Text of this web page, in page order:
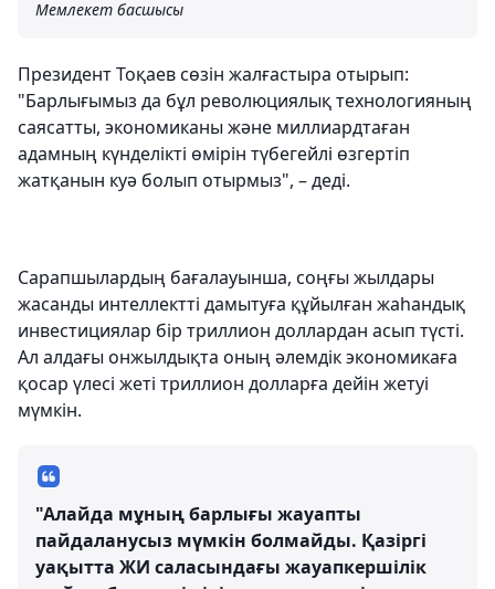
Мемлекет басшысы
Президент Тоқаев сөзін жалғастыра отырып:
"Барлығымыз да бұл революциялық технологияның
саясатты, экономиканы және миллиардтаған
адамның күнделікті өмірін түбегейлі өзгертіп
жатқанын куә болып отырмыз", – деді.
Сарапшылардың бағалауынша, соңғы жылдары
жасанды интеллектті дамытуға құйылған жаһандық
инвестициялар бір триллион доллардан асып түсті.
Ал алдағы онжылдықта оның әлемдік экономикаға
қосар үлесі жеті триллион долларға дейін жетуі
мүмкін.
"Алайда мұның барлығы жауапты
пайдаланусыз мүмкін болмайды. Қазіргі
уақытта ЖИ саласындағы жауапкершілік